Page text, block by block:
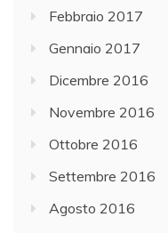
Febbraio 2017
Gennaio 2017
Dicembre 2016
Novembre 2016
Ottobre 2016
Settembre 2016
Agosto 2016